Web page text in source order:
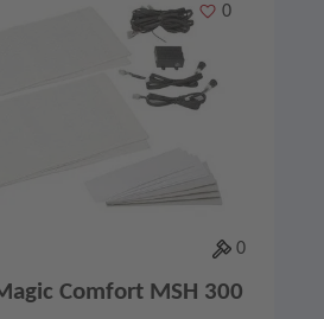
Merken
0
0
Comfort MSH 300